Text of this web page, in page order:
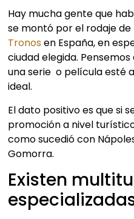
Hay mucha gente que
se montó por el rodaje
Tronos en España, en
ciudad elegida.
una serie o película esté
ideal.
El dato positivo es que si
promoción a nivel
como sucedió con
Gomorra.
Existen